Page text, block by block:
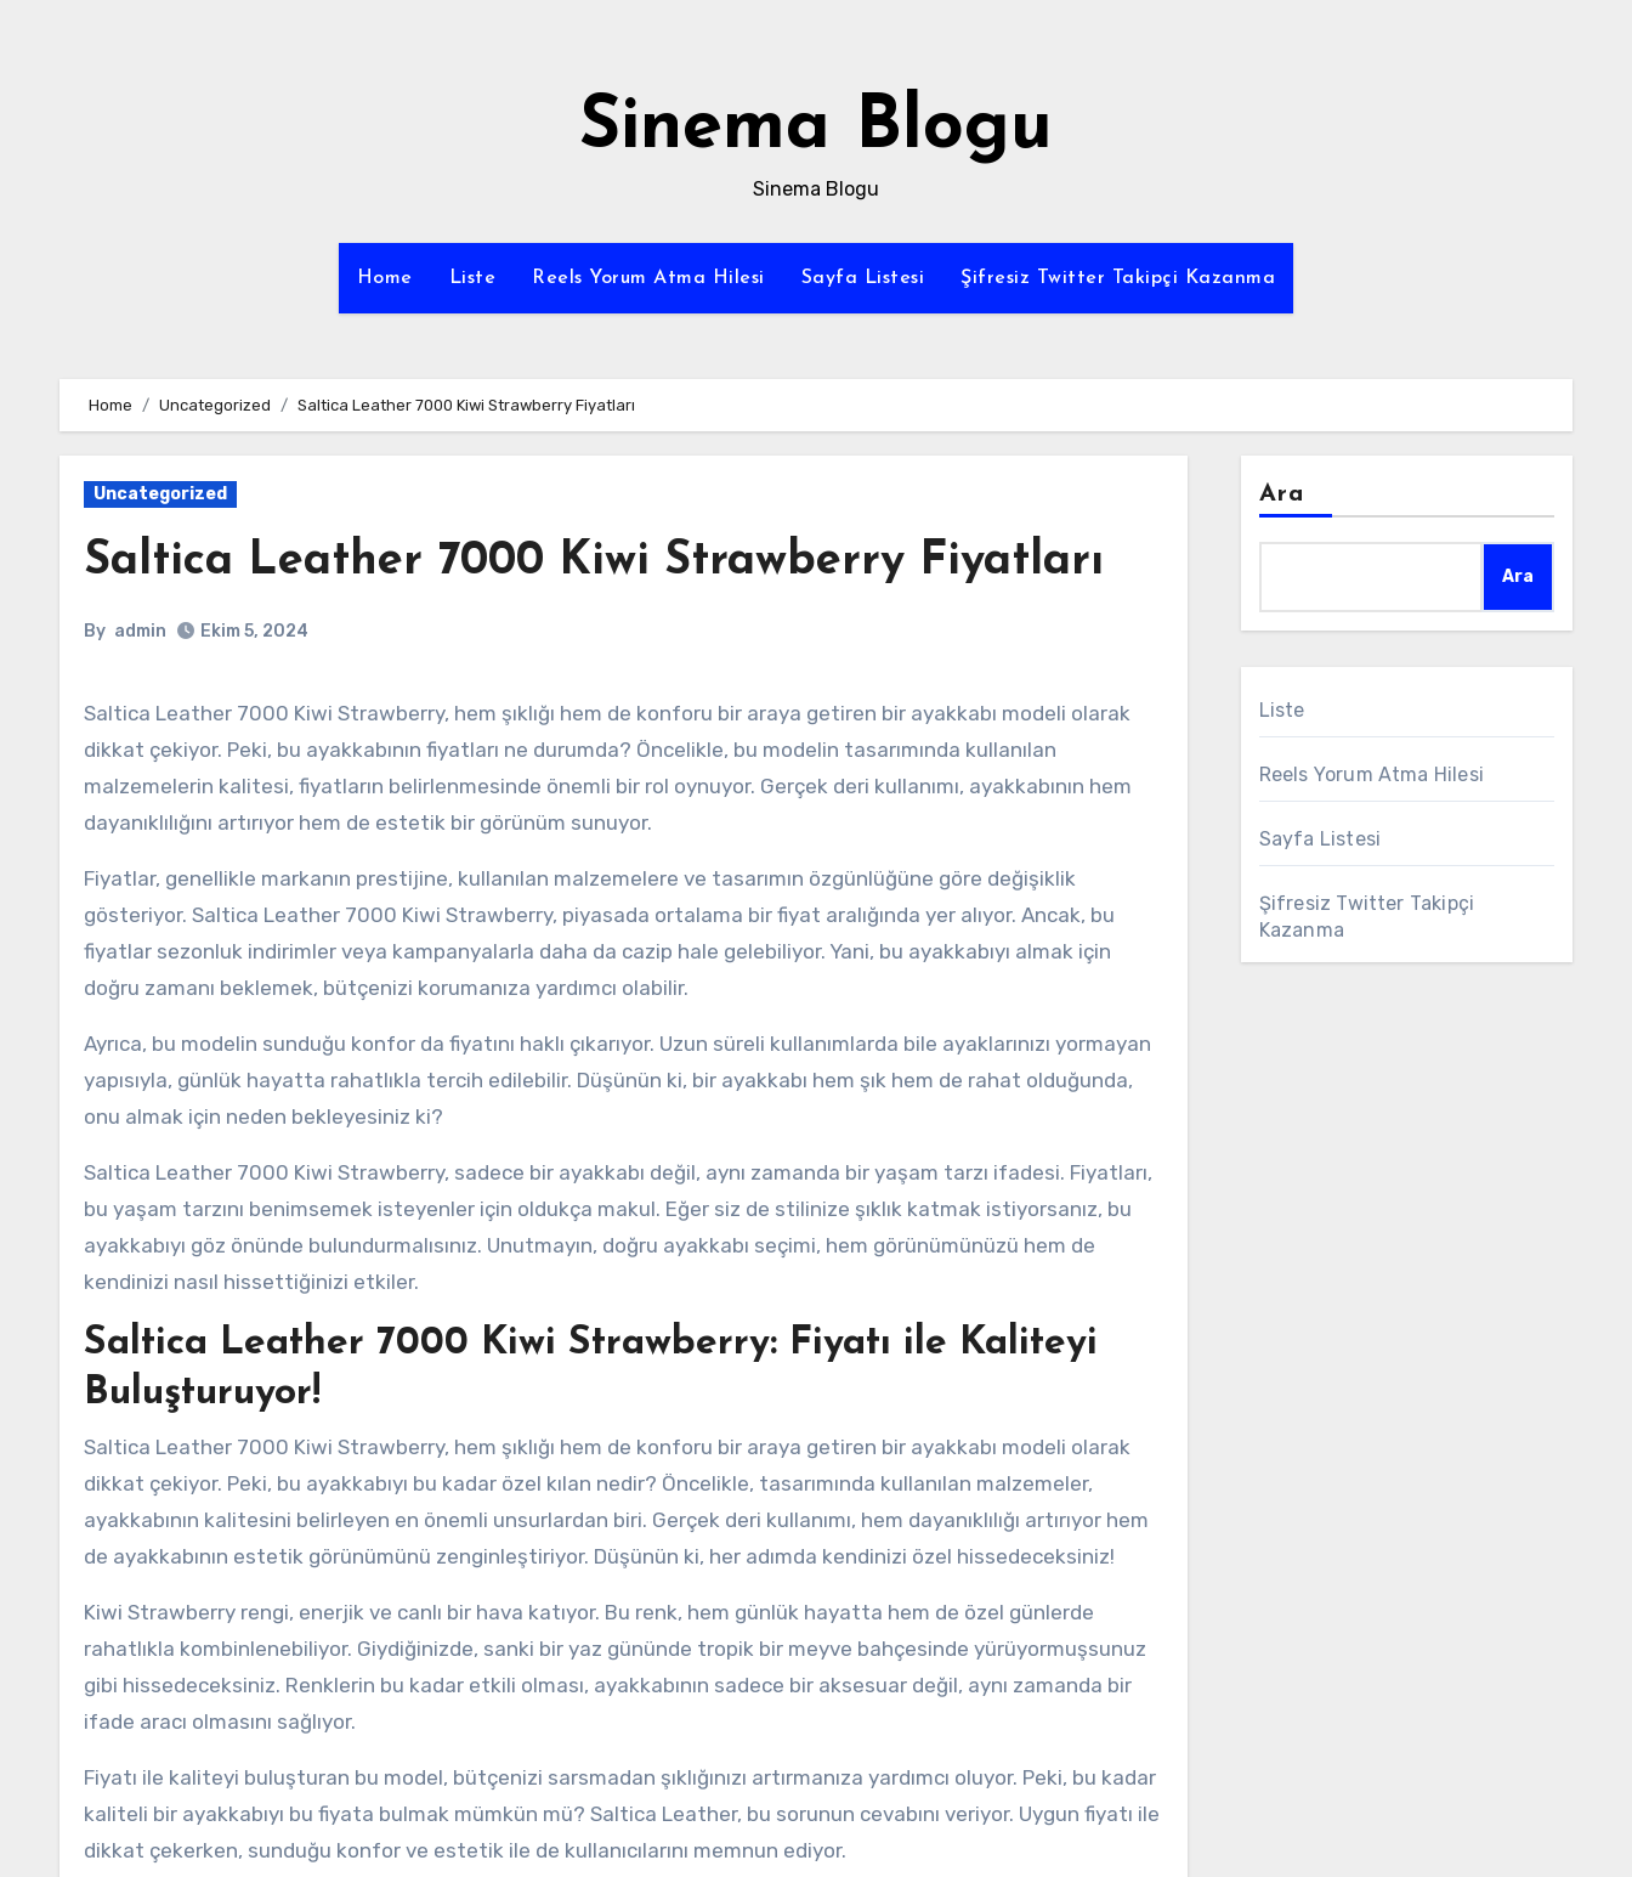
Sinema Blogu
Sinema Blogu
Home Liste Reels Yorum Atma Hilesi Sayfa Listesi Şifresiz Twitter Takipçi Kazanma
Home Uncategorized Saltica Leather 7000 Kiwi Strawberry Fiyatları
Uncategorized
Saltica Leather 7000 Kiwi Strawberry Fiyatları
By admin Ekim 5, 2024
Saltica Leather 7000 Kiwi Strawberry, hem şıklığı hem de konforu bir araya getiren bir ayakkabı modeli olarak
dikkat çekiyor. Peki, bu ayakkabının fiyatları ne durumda? Öncelikle, bu modelin tasarımında kullanılan
malzemelerin kalitesi, fiyatların belirlenmesinde önemli bir rol oynuyor. Gerçek deri kullanımı, ayakkabının hem
dayanıklılığını artırıyor hem de estetik bir görünüm sunuyor.
Fiyatlar, genellikle markanın prestijine, kullanılan malzemelere ve tasarımın özgünlüğüne göre değişiklik
gösteriyor. Saltica Leather 7000 Kiwi Strawberry, piyasada ortalama bir fiyat aralığında yer alıyor. Ancak, bu
fiyatlar sezonluk indirimler veya kampanyalarla daha da cazip hale gelebiliyor. Yani, bu ayakkabıyı almak için
doğru zamanı beklemek, bütçenizi korumanıza yardımcı olabilir.
Ayrıca, bu modelin sunduğu konfor da fiyatını haklı çıkarıyor. Uzun süreli kullanımlarda bile ayaklarınızı yormayan
yapısıyla, günlük hayatta rahatlıkla tercih edilebilir. Düşünün ki, bir ayakkabı hem şık hem de rahat olduğunda,
onu almak için neden bekleyesiniz ki?
Saltica Leather 7000 Kiwi Strawberry, sadece bir ayakkabı değil, aynı zamanda bir yaşam tarzı ifadesi. Fiyatları,
bu yaşam tarzını benimsemek isteyenler için oldukça makul. Eğer siz de stilinize şıklık katmak istiyorsanız, bu
ayakkabıyı göz önünde bulundurmalısınız. Unutmayın, doğru ayakkabı seçimi, hem görünümünüzü hem de
kendinizi nasıl hissettiğinizi etkiler.
Saltica Leather 7000 Kiwi Strawberry: Fiyatı ile Kaliteyi
Buluşturuyor!
Saltica Leather 7000 Kiwi Strawberry, hem şıklığı hem de konforu bir araya getiren bir ayakkabı modeli olarak
dikkat çekiyor. Peki, bu ayakkabıyı bu kadar özel kılan nedir? Öncelikle, tasarımında kullanılan malzemeler,
ayakkabının kalitesini belirleyen en önemli unsurlardan biri. Gerçek deri kullanımı, hem dayanıklılığı artırıyor hem
de ayakkabının estetik görünümünü zenginleştiriyor. Düşünün ki, her adımda kendinizi özel hissedeceksiniz!
Kiwi Strawberry rengi, enerjik ve canlı bir hava katıyor. Bu renk, hem günlük hayatta hem de özel günlerde
rahatlıkla kombinlenebiliyor. Giydiğinizde, sanki bir yaz gününde tropik bir meyve bahçesinde yürüyormuşsunuz
gibi hissedeceksiniz. Renklerin bu kadar etkili olması, ayakkabının sadece bir aksesuar değil, aynı zamanda bir
ifade aracı olmasını sağlıyor.
Fiyatı ile kaliteyi buluşturan bu model, bütçenizi sarsmadan şıklığınızı artırmanıza yardımcı oluyor. Peki, bu kadar
kaliteli bir ayakkabıyı bu fiyata bulmak mümkün mü? Saltica Leather, bu sorunun cevabını veriyor. Uygun fiyatı ile
dikkat çekerken, sunduğu konfor ve estetik ile de kullanıcılarını memnun ediyor.
Ara
Ara
Liste
Reels Yorum Atma Hilesi
Sayfa Listesi
Şifresiz Twitter Takipçi
Kazanma